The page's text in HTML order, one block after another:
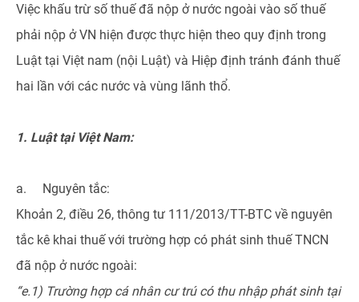
Việc khấu trừ số thuế đã nộp ở nước ngoài vào số thuế
phải nộp ở VN hiện được thực hiện theo quy định trong
Luật tại Việt nam (nội Luật) và Hiệp định tránh đánh thuế
hai lần với các nước và vùng lãnh thổ.
1. Luật tại Việt Nam:
a. Nguyên tắc:
Khoản 2, điều 26, thông tư 111/2013/TT-BTC về nguyên
tắc kê khai thuế với trường hợp có phát sinh thuế TNCN
đã nộp ở nước ngoài:
“e.1) Trường hợp cá nhân cư trú có thu nhập phát sinh tại